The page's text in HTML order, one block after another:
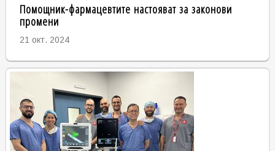
Помощник-фармацевтите настояват за законови
промени
21 окт. 2024